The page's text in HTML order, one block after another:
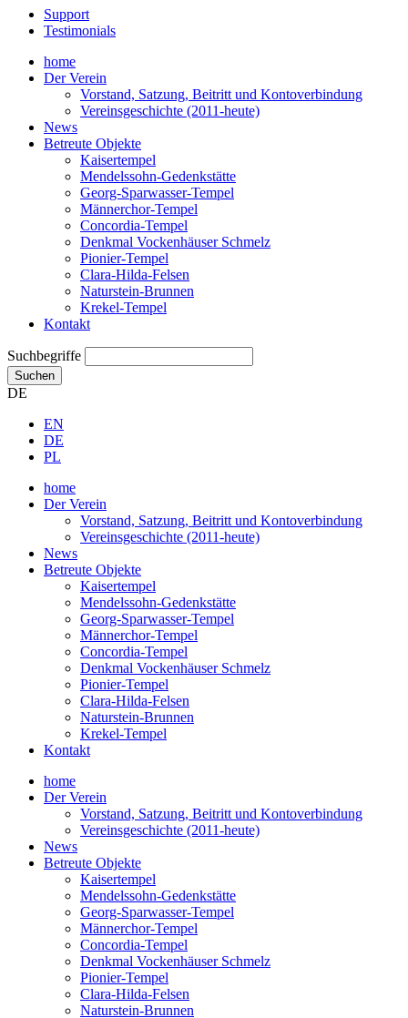
Support
Testimonials
home
Der Verein
Vorstand, Satzung, Beitritt und Kontoverbindung
Vereinsgeschichte (2011-heute)
News
Betreute Objekte
Kaisertempel
Mendelssohn-Gedenkstätte
Georg-Sparwasser-Tempel
Männerchor-Tempel
Concordia-Tempel
Denkmal Vockenhäuser Schmelz
Pionier-Tempel
Clara-Hilda-Felsen
Naturstein-Brunnen
Krekel-Tempel
Kontakt
Suchbegriffe
Suchen
DE
EN
DE
PL
home
Der Verein
Vorstand, Satzung, Beitritt und Kontoverbindung
Vereinsgeschichte (2011-heute)
News
Betreute Objekte
Kaisertempel
Mendelssohn-Gedenkstätte
Georg-Sparwasser-Tempel
Männerchor-Tempel
Concordia-Tempel
Denkmal Vockenhäuser Schmelz
Pionier-Tempel
Clara-Hilda-Felsen
Naturstein-Brunnen
Krekel-Tempel
Kontakt
home
Der Verein
Vorstand, Satzung, Beitritt und Kontoverbindung
Vereinsgeschichte (2011-heute)
News
Betreute Objekte
Kaisertempel
Mendelssohn-Gedenkstätte
Georg-Sparwasser-Tempel
Männerchor-Tempel
Concordia-Tempel
Denkmal Vockenhäuser Schmelz
Pionier-Tempel
Clara-Hilda-Felsen
Naturstein-Brunnen